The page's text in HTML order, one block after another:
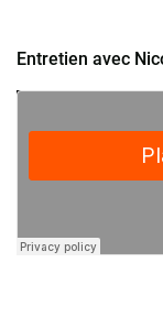
Entretien avec